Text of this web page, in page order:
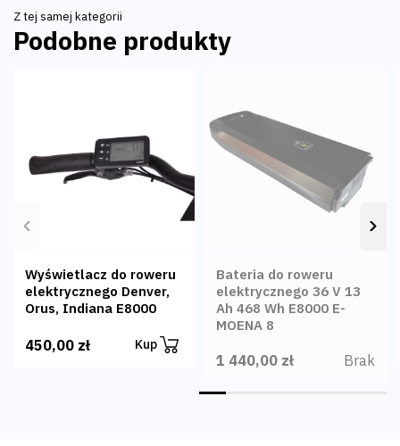
Z tej samej kategorii
Podobne produkty
Poprzedni
Wyświetlacz do roweru
elektrycznego Denver,
Orus, Indiana E8000
450,00 zł Kup
Bateria do roweru
elektrycznego 36 V 13
Ah 468 Wh E8000 E-
MOENA 8
1 440,00 zł Brak